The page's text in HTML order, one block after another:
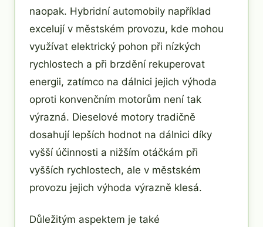
naopak. Hybridní automobily například
excelují v městském provozu, kde mohou
využívat elektrický pohon při nízkých
rychlostech a při brzdění rekuperovat
energii, zatímco na dálnici jejich výhoda
oproti konvenčním motorům není tak
výrazná. Dieselové motory tradičně
dosahují lepších hodnot na dálnici díky
vyšší účinnosti a nižším otáčkám při
vyšších rychlostech, ale v městském
provozu jejich výhoda výrazně klesá.
Důležitým aspektem je také